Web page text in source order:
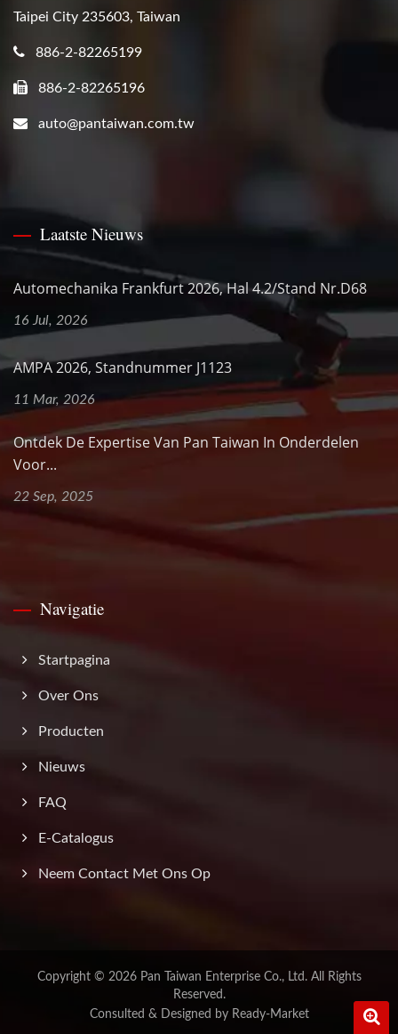
0
Taipei City 235603, Taiwan
886-2-82265199
886-2-82265196
auto@pantaiwan.com.tw
Laatste Nieuws
Automechanika Frankfurt 2026, Hal 4.2/Stand Nr.D68
16 Jul, 2026
AMPA 2026, Standnummer J1123
11 Mar, 2026
Ontdek De Expertise Van Pan Taiwan In Onderdelen
Voor...
22 Sep, 2025
Navigatie
Startpagina
Over Ons
Producten
Nieuws
FAQ
E-Catalogus
Neem Contact Met Ons Op
Copyright © 2026 Pan Taiwan Enterprise Co., Ltd.All Rights
Reserved.
Consulted & Designed by Ready-Market